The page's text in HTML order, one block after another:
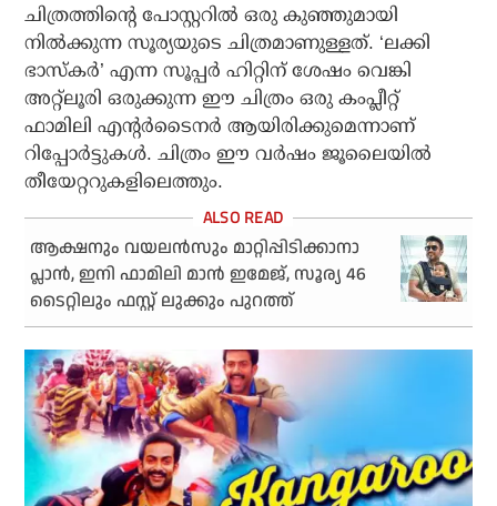
ചിത്രത്തിന്റെ പോസ്റ്ററിൽ ഒരു കുഞ്ഞുമായി
നിൽക്കുന്ന സൂര്യയുടെ ചിത്രമാണുള്ളത്. ‘ലക്കി
ഭാസ്കർ’ എന്ന സൂപ്പർ ഹിറ്റിന് ശേഷം വെങ്കി
അറ്റ്‌ലൂരി ഒരുക്കുന്ന ഈ ചിത്രം ഒരു കംപ്ലീറ്റ്
ഫാമിലി എന്റർടൈനർ ആയിരിക്കുമെന്നാണ്
റിപ്പോർട്ടുകൾ. ചിത്രം ഈ വർഷം ജൂലൈയിൽ
തീയേറ്ററുകളിലെത്തും.
ആക്ഷനും വയലന്‍സും മാറ്റിപ്പിടിക്കാനാ
പ്ലാന്‍, ഇനി ഫാമിലി മാന്‍ ഇമേജ്, സൂര്യ 46
ടൈറ്റിലും ഫസ്റ്റ് ലുക്കും പുറത്ത്